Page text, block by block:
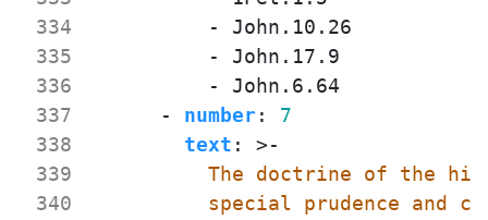
334
335
336
337
338
339
340
- John.10.26
- John.17.9
- John.6.64
- number:
7
text : >-